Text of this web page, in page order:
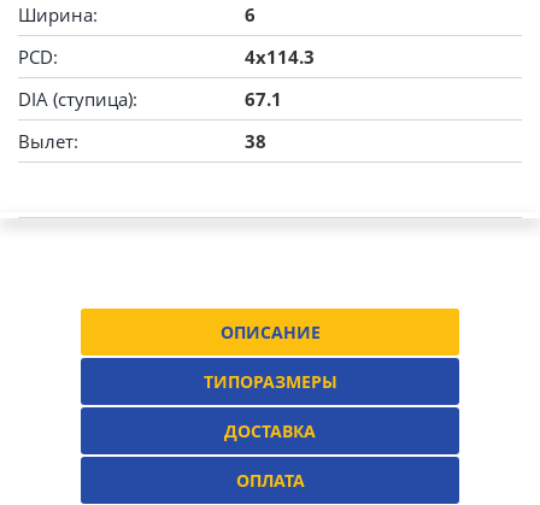
Ширина:
6
PCD:
4x114.3
DIA (ступица):
67.1
Вылет:
38
ОПИСАНИЕ
ТИПОРАЗМЕРЫ
ДОСТАВКА
ОПЛАТА